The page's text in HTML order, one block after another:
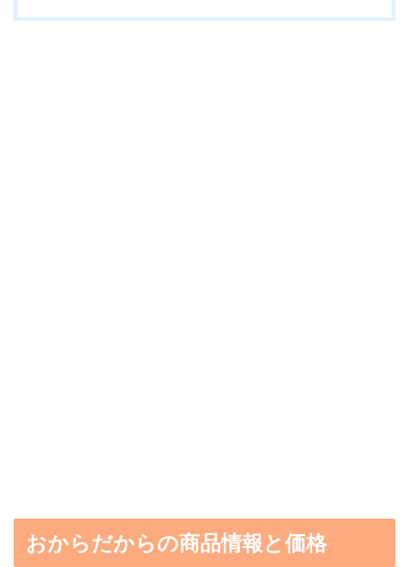
おからだからの商品情報と価格